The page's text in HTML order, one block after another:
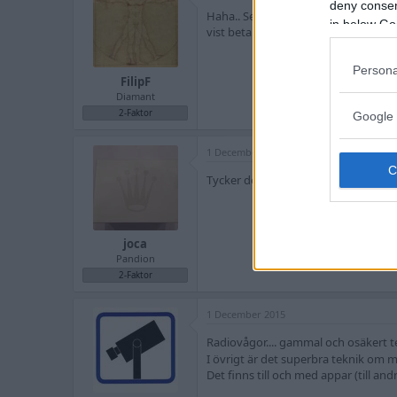
deny
in below
Google
FilipF
Diamant
2-Faktor
Haha.. Ser framför mig hur
vist betala med min klocka!!"
joca
Pandion
2-Faktor
1 December 2015
Tycker det känns lite onödigt men
1 December 2015
Radiovågor.... gammal och osäkert
I övrigt är det superbra teknik om
Det finns till och med appar (till